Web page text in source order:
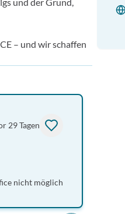
– und wir schaffen
29 Tagen
nicht möglich